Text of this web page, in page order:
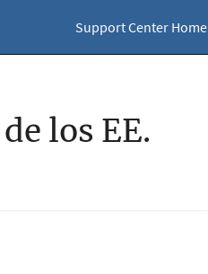
Support Center Home
los EE.